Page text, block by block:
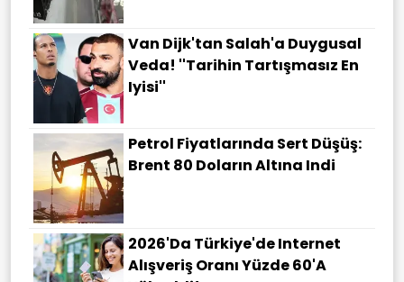
Van Dijk'tan Salah'a Duygusal
Veda! ''Tarihin Tartışmasız En
Iyisi''
Petrol Fiyatlarında Sert Düşüş:
Brent 80 Doların Altına Indi
2026'da Türkiye'de Internet
Alışveriş Oranı Yüzde 60'a